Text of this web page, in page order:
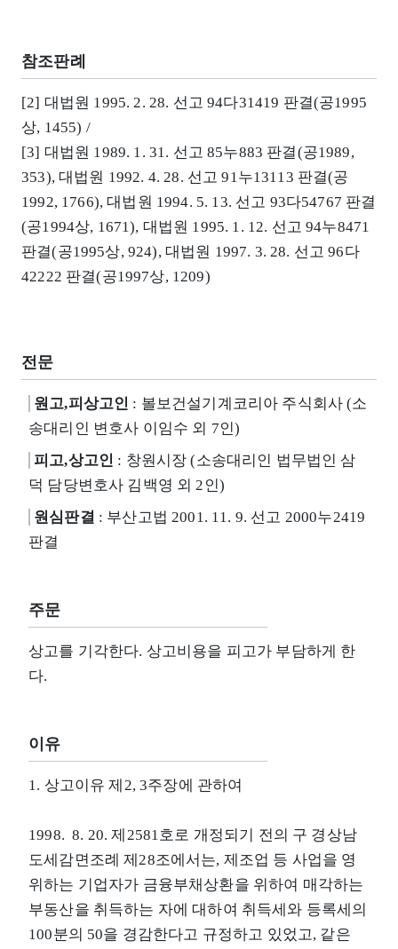
참조판례
[2] 대법원 1995. 2. 28. 선고 94다31419 판결(공1995
상, 1455) /
[3] 대법원 1989. 1. 31. 선고 85누883 판결(공1989,
353), 대법원 1992. 4. 28. 선고 91누13113 판결(공
1992, 1766), 대법원 1994. 5. 13. 선고 93다54767 판결
(공1994상, 1671), 대법원 1995. 1. 12. 선고 94누8471
판결(공1995상, 924), 대법원 1997. 3. 28. 선고 96다
42222 판결(공1997상, 1209)
전문
원고,피상고인 : 볼보건설기계코리아 주식회사 (소
송대리인 변호사 이임수 외 7인)
피고,상고인 : 창원시장 (소송대리인 법무법인 삼
덕 담당변호사 김백영 외 2인)
원심판결 : 부산고법 2001. 11. 9. 선고 2000누2419
판결
주문
상고를 기각한다. 상고비용을 피고가 부담하게 한
다.
이유
1. 상고이유 제2, 3주장에 관하여
1998. 8. 20. 제2581호로 개정되기 전의 구 경상남
도세감면조례 제28조에서는, 제조업 등 사업을 영
위하는 기업자가 금융부채상환을 위하여 매각하는
부동산을 취득하는 자에 대하여 취득세와 등록세의
100분의 50을 경감한다고 규정하고 있었고, 같은